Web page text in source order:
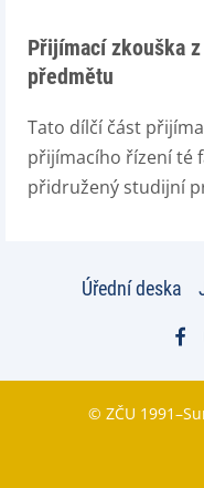
Přijímací zkouška
předmětu
Tato dílčí část
přijímacího řízení té
přidružený studijní
Úřední deska
© ZČU